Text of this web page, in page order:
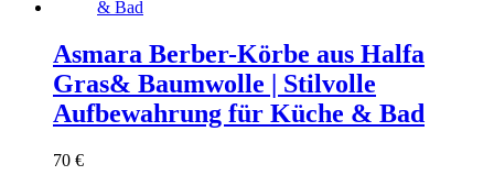
Asmara Berber-Körbe aus Halfa
Gras& Baumwolle | Stilvolle
Aufbewahrung für Küche & Bad
70 €